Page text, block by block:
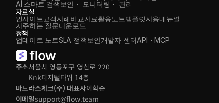
주소서울시 영등포구 영신로 220
Knk디지털타워 14층
마드라스체크(주) 대표자이학준
이메일support@flow.team
AI 스마트 검색 보안・ 모니터링・ 관리
자료실
인사이트 고객사례비교자료활용노트템플릿사용매뉴얼
자주하는 질문다운로드
정책
업데이트 노트SLA 정책 보안개발자 센터API・MCP